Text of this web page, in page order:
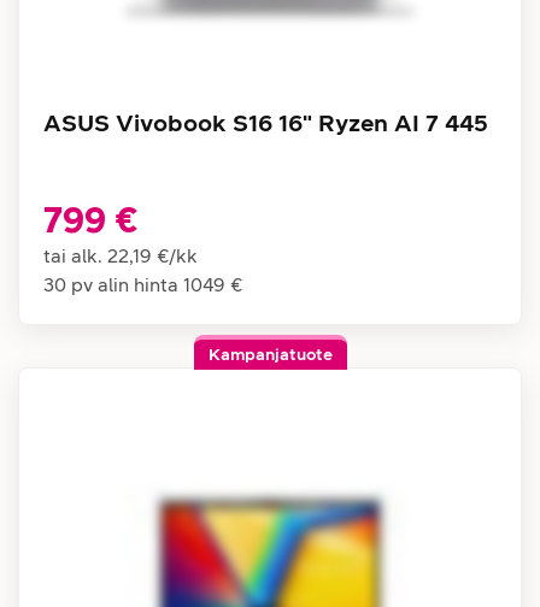
ASUS Vivobook S16 16" Ryzen AI 7 445
799 €
tai alk. 22,19 €/kk
30 pv alin hinta 1049 €
Kampanjatuote